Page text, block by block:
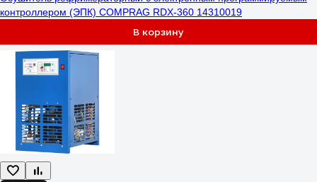
контроллером (ЭПК) COMPRAG RDX-360 14310019
В корзину